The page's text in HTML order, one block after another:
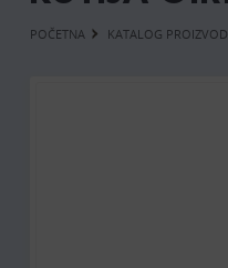
POČETNA KATALOG